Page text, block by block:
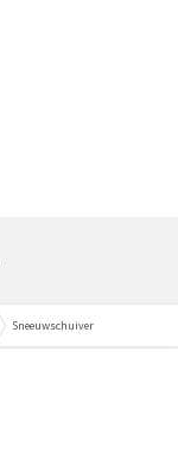
Sneeuwschuiver